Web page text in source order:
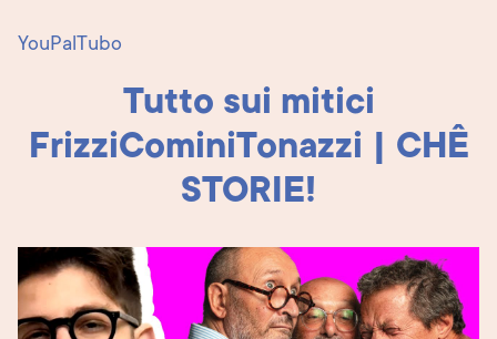
YouPalTubo
Tutto sui mitici
FrizziCominiTonazzi | CHÊ
STORIE!